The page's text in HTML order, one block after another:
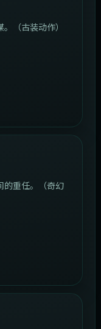
（古装动作）
的重任。（奇幻